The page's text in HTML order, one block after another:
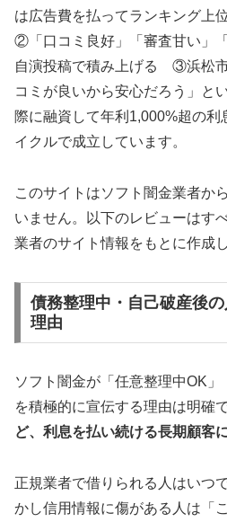
は広告費を払ってランキング上
②「口コミ良好」「審査甘い」
自演投稿で積み上げる ③浜松
コミが良いから安心だろう」
際に融資して年利1,000%超の
イクルで成立しています。
このサイトはソフト闇金業者か
いません。以下のレビューはす
業者のサイト情報をもとに作成
債務整理中・自己破産後
理由
ソフト闇金が「任意整理中OK」
を積極的に宣伝する理由は明確で
ど、利息を払い続ける長期顧客
正規業者で借りられる人はいつ
かし信用情報に傷がある人は「